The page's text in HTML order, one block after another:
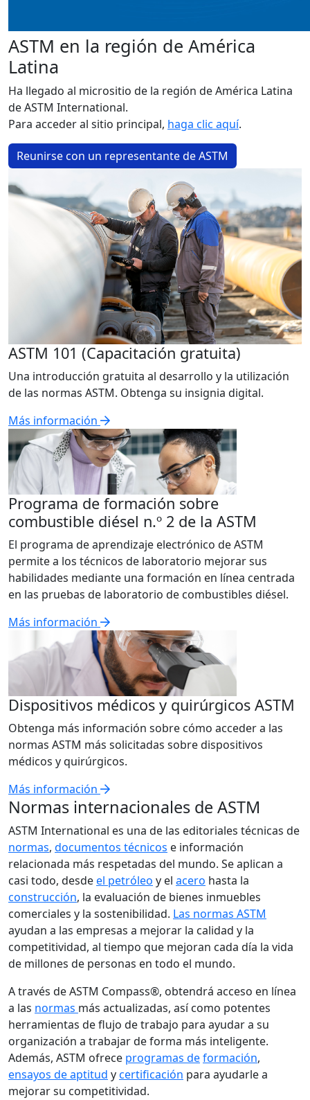
ASTM en la región de América
Latina
Ha llegado al micrositio de la región de América Latina
de ASTM International.
Para acceder al sitio principal, haga clic aquí.
Reunirse con un representante de ASTM
ASTM 101 (Capacitación gratuita)
Una introducción gratuita al desarrollo y la utilización
de las normas ASTM. Obtenga su insignia digital.
Más información
Programa de formación sobre
combustible diésel n.º 2 de la ASTM
El programa de aprendizaje electrónico de ASTM
permite a los técnicos de laboratorio mejorar sus
habilidades mediante una formación en línea centrada
en las pruebas de laboratorio de combustibles diésel.
Más información
Dispositivos médicos y quirúrgicos ASTM
Obtenga más información sobre cómo acceder a las
normas ASTM más solicitadas sobre dispositivos
médicos y quirúrgicos.
Más información
Normas internacionales de ASTM
ASTM International es una de las editoriales técnicas de
normas, documentos técnicos e información
relacionada más respetadas del mundo. Se aplican a
casi todo, desdeel petróleo y el acero hasta la
construcción, la evaluación de bienes inmuebles
comerciales y la sostenibilidad. Las normas ASTM
ayudan a las empresas a mejorar la calidad y la
competitividad, al tiempo que mejoran cada día la vida
de millones de personas en todo el mundo.
A través de ASTM Compass®, obtendrá acceso en línea
a las normas más actualizadas, así como potentes
herramientas de flujo de trabajo para ayudar a su
organización a trabajar de forma más inteligente.
Además, ASTM ofrece programas deformación,
ensayos de aptitud ycertificación para ayudarle a
mejorar su competitividad.